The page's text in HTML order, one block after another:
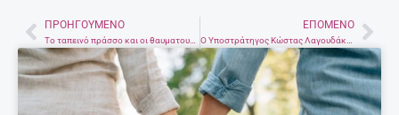
Prev
ΠΡΟΗΓΟΎΜΕΝΟ ΕΠΌΜΕΝΟ